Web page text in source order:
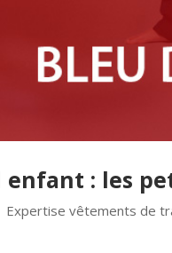
: les
Expertise vêtements de